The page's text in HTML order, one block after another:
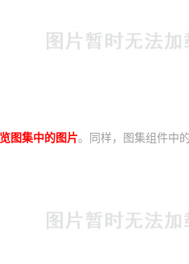
图集中的图片。同样，图集组件中